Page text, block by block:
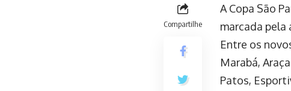
Compartilhe
A Copa São
marcada pela
Entre os
Marabá,
Patos,